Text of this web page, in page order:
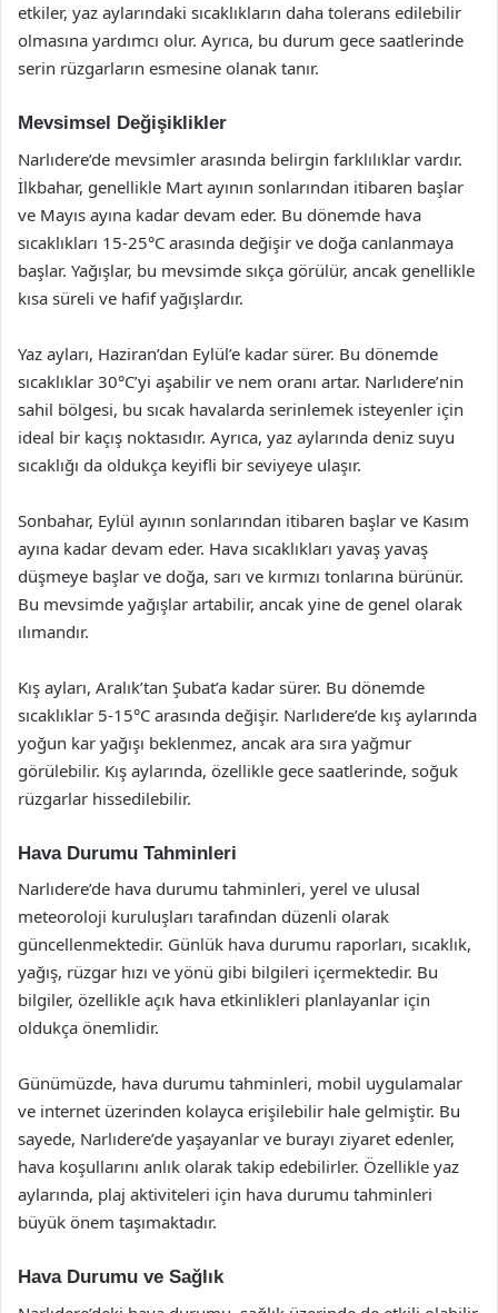
etkiler, yaz aylarındaki sıcaklıkların daha tolerans edilebilir
olmasına yardımcı olur. Ayrıca, bu durum gece saatlerinde
serin rüzgarların esmesine olanak tanır.
Mevsimsel Değişiklikler
Narlıdere’de mevsimler arasında belirgin farklılıklar vardır.
İlkbahar, genellikle Mart ayının sonlarından itibaren başlar
ve Mayıs ayına kadar devam eder. Bu dönemde hava
sıcaklıkları 15-25°C arasında değişir ve doğa canlanmaya
başlar. Yağışlar, bu mevsimde sıkça görülür, ancak genellikle
kısa süreli ve hafif yağışlardır.
Yaz ayları, Haziran’dan Eylül’e kadar sürer. Bu dönemde
sıcaklıklar 30°C’yi aşabilir ve nem oranı artar. Narlıdere’nin
sahil bölgesi, bu sıcak havalarda serinlemek isteyenler için
ideal bir kaçış noktasıdır. Ayrıca, yaz aylarında deniz suyu
sıcaklığı da oldukça keyifli bir seviyeye ulaşır.
Sonbahar, Eylül ayının sonlarından itibaren başlar ve Kasım
ayına kadar devam eder. Hava sıcaklıkları yavaş yavaş
düşmeye başlar ve doğa, sarı ve kırmızı tonlarına bürünür.
Bu mevsimde yağışlar artabilir, ancak yine de genel olarak
ılımandır.
Kış ayları, Aralık’tan Şubat’a kadar sürer. Bu dönemde
sıcaklıklar 5-15°C arasında değişir. Narlıdere’de kış aylarında
yoğun kar yağışı beklenmez, ancak ara sıra yağmur
görülebilir. Kış aylarında, özellikle gece saatlerinde, soğuk
rüzgarlar hissedilebilir.
Hava Durumu Tahminleri
Narlıdere’de hava durumu tahminleri, yerel ve ulusal
meteoroloji kuruluşları tarafından düzenli olarak
güncellenmektedir. Günlük hava durumu raporları, sıcaklık,
yağış, rüzgar hızı ve yönü gibi bilgileri içermektedir. Bu
bilgiler, özellikle açık hava etkinlikleri planlayanlar için
oldukça önemlidir.
Günümüzde, hava durumu tahminleri, mobil uygulamalar
ve internet üzerinden kolayca erişilebilir hale gelmiştir. Bu
sayede, Narlıdere’de yaşayanlar ve burayı ziyaret edenler,
hava koşullarını anlık olarak takip edebilirler. Özellikle yaz
aylarında, plaj aktiviteleri için hava durumu tahminleri
büyük önem taşımaktadır.
Hava Durumu ve Sağlık